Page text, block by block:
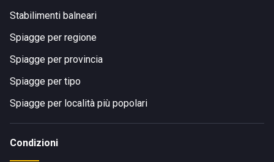
Stabilimenti balneari
Spiagge per regione
Spiagge per provincia
Spiagge per tipo
Spiagge per località più popolari
Condizioni